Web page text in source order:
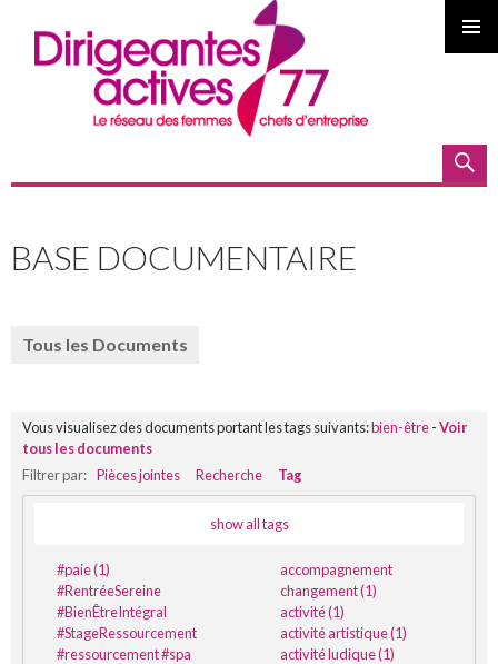
AU
PRINCIPAL
BASE DOCUMENTAIRE
Tous les Documents
Vous visualisez des documents portant les tags suivants:bien-être-Voir
tous les documents
Filtrer par: Pièces jointes Recherche Tag
show all tags
#paie (1)
#RentréeSereine
#BienÊtreIntégral
#StageRessourcement
#ressourcement #spa
accompagnement
changement (1)
activité (1)
activité artistique (1)
activité ludique (1)